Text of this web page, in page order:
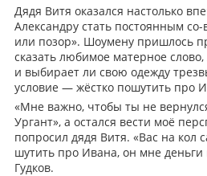
Дядя Витя оказался настолько
Александру стать постоянным
или позор». Шоумену пришлось
сказать любимое матерное
и выбирает ли свою одежду
условие — жёстко пошутить про
«Мне важно, чтобы ты не
Ургант», а остался вести моё
попросил дядя Витя. «Вас на кол
шутить про Ивана, он мне деньги
Гудков.